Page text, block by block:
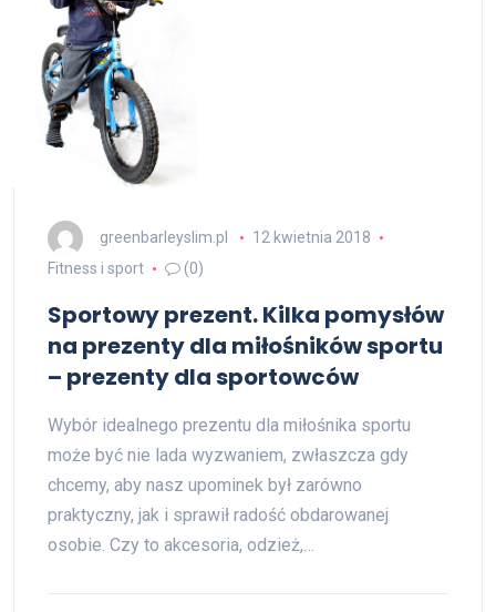
greenbarleyslim.pl
12 kwietnia 2018
Fitness i sport
(0)
Sportowy prezent. Kilka pomysłów
na prezenty dla miłośników sportu
– prezenty dla sportowców
Wybór idealnego prezentu dla miłośnika sportu
może być nie lada wyzwaniem, zwłaszcza gdy
chcemy, aby nasz upominek był zarówno
praktyczny, jak i sprawił radość obdarowanej
osobie. Czy to akcesoria, odzież,…